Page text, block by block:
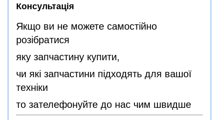
Консультація
Якщо ви не можете самостійно
розібратися
яку запчастину купити,
чи які запчастини підходять для вашої
техніки
то зателефонуйте до нас чим швидше